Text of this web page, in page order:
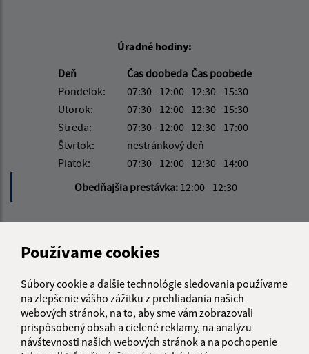
Používame cookies
Súbory cookie a ďalšie technológie sledovania používame
na zlepšenie vášho zážitku z prehliadania našich
webových stránok, na to, aby sme vám zobrazovali
prispôsobený obsah a cielené reklamy, na analýzu
návštevnosti našich webových stránok a na pochopenie
Úradné hodiny:
Deň
Čas doobeda Čas poobede
Pondelok:
07:30 - 12:00 12:30 - 15:30
Utorok:
07:30 - 12:00 12:30 - 15:30
Streda:
07:30 - 12:00 12:30 - 17:00
Štvrtok:
nestránkový deň
Piatok:
07:30 - 12:00 12:30 - 14:00
Obedňajšia prestávka: 12:00 - 12:30
Obecný úrad Ostrovany
082 22 Šarišské Michaľany
obecostrovany@obecostrovany.sk
+421 51/452 15 08